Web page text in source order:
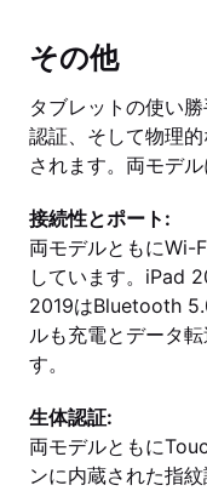
その他
タブレットの使い
認証、そして物理
されます。両モデ
接続性とポート:
両モデルともにWi-
しています。iPad
2019はBluetooth
ルも充電とデータ
す。
生体認証:
両モデルともに
ンに内蔵された指